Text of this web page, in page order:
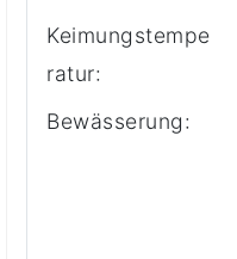
Keimungstempe
ratur:
Bewässerung: